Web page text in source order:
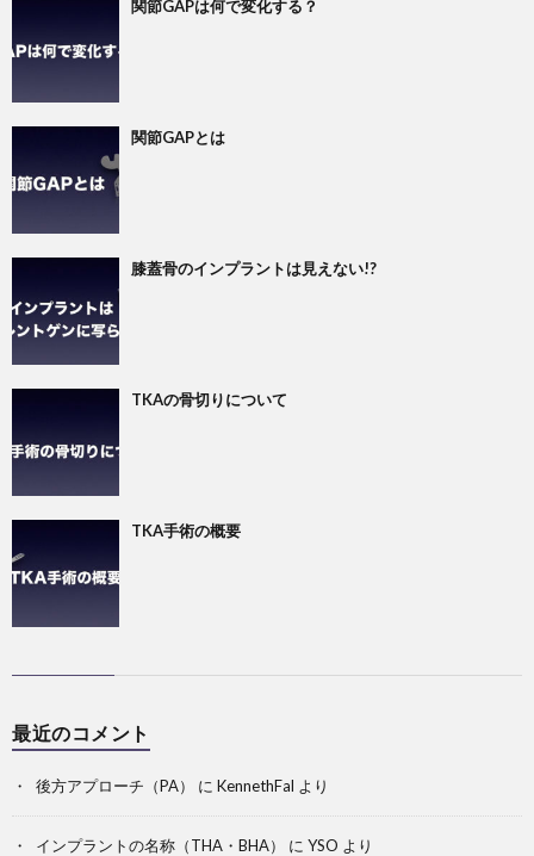
関節GAPは何で変化する？
関節GAPとは
膝蓋骨のインプラントは見えない!?
TKAの骨切りについて
TKA手術の概要
最近のコメント
後方アプローチ（PA） に KennethFal より
インプラントの名称（THA・BHA） に YSO より